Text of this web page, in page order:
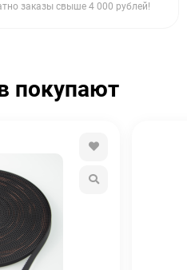
заказы свыше 4 000 рублей!
покупают